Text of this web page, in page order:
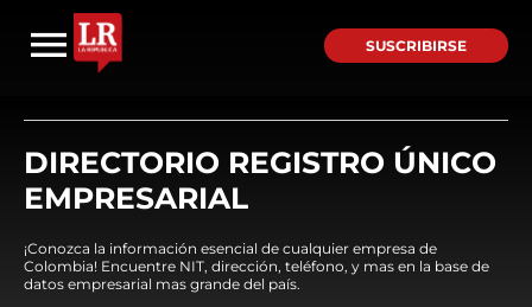
SUSCRIBIRSE
DIRECTORIO REGISTRO ÚNICO
EMPRESARIAL
¡Conozca la información esencial de cualquier empresa de
Colombia! Encuentre NIT, dirección, teléfono, y mas en la base de
datos empresarial mas grande del país.